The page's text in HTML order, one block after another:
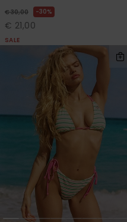
€ 30,00 30%
€ 21,00
SALE